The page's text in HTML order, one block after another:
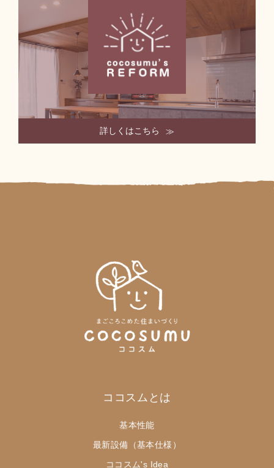
詳しくはこちら
ココスムとは
基本性能
最新設備（基本仕様）
ココスム's Idea